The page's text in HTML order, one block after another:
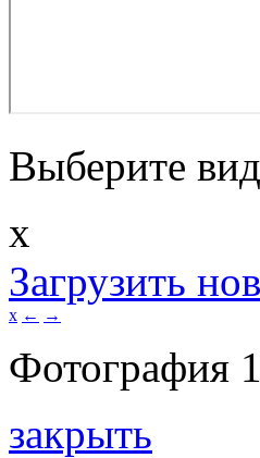
Выберите
x
Загрузить
x ← →
Фотография 1
закрыть